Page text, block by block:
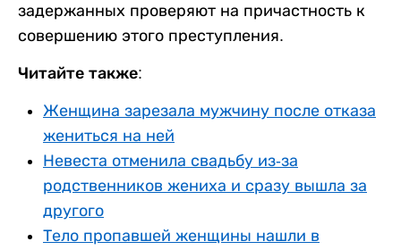
задержанных проверяют на причастность к
совершению этого преступления.
Читайте также:
Женщина зарезала мужчину после отказа
жениться на ней
Невеста отменила свадьбу из-за
родственников жениха и сразу вышла за
другого
Тело пропавшей женщины нашли в